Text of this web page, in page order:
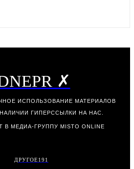
✗
ИСПОЛЬЗОВАНИЕ МАТЕРИАЛОВ
ГИПЕРССЫЛКИ НА НАС.
В МЕДИА-ГРУППУ MISTO ONLINE
ДРУГОЕ191